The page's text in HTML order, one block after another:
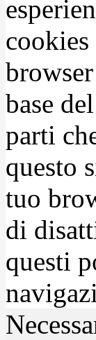
base
parti
questo
tuo
di
questi